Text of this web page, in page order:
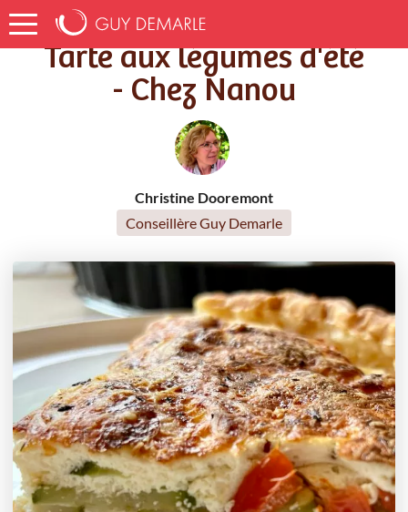
Accueil Recettes Tarte aux légumes d'été - Chez Nanou
Tarte aux légumes d'été
- Chez Nanou
Christine Dooremont
Conseillère Guy Demarle